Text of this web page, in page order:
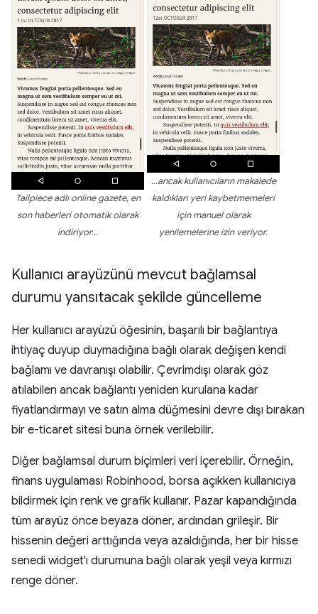
Tailpiece adlı online gazete, en
son haberleri otomatik olarak
indiriyor…
…ancak kullanıcıların makalede
kaldıkları yeri kaybetmemeleri
için manuel olarak
yenilemelerine izin veriyor.
Kullanıcı arayüzünü mevcut bağlamsal
durumu yansıtacak şekilde güncelleme
Her kullanıcı arayüzü öğesinin, başarılı bir bağlantıya
ihtiyaç duyup duymadığına bağlı olarak değişen kendi
bağlamı ve davranışı olabilir. Çevrimdışı olarak göz
atılabilen ancak bağlantı yeniden kurulana kadar
fiyatlandırmayı ve satın alma düğmesini devre dışı bırakan
bir e-ticaret sitesi buna örnek verilebilir.
Diğer bağlamsal durum biçimleri veri içerebilir. Örneğin,
finans uygulaması Robinhood, borsa açıkken kullanıcıya
bildirmek için renk ve grafik kullanır. Pazar kapandığında
tüm arayüz önce beyaza döner, ardından grileşir. Bir
hissenin değeri arttığında veya azaldığında, her bir hisse
senedi widget'ı durumuna bağlı olarak yeşil veya kırmızı
renge döner.